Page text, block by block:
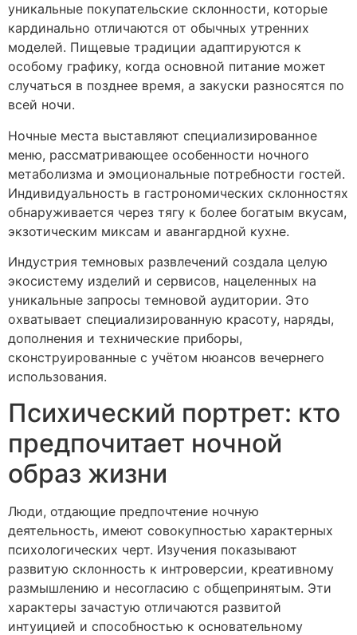
уникальные покупательские склонности, которые
кардинально отличаются от обычных утренних
моделей. Пищевые традиции адаптируются к
особому графику, когда основной питание может
случаться в позднее время, а закуски разносятся по
всей ночи.
Ночные места выставляют специализированное
меню, рассматривающее особенности ночного
метаболизма и эмоциональные потребности гостей.
Индивидуальность в гастрономических склонностях
обнаруживается через тягу к более богатым вкусам,
экзотическим миксам и авангардной кухне.
Индустрия темновых развлечений создала целую
экосистему изделий и сервисов, нацеленных на
уникальные запросы темновой аудитории. Это
охватывает специализированную красоту, наряды,
дополнения и технические приборы,
сконструированные с учётом нюансов вечернего
использования.
Психический портрет: кто
предпочитает ночной
образ жизни
Люди, отдающие предпочтение ночную
деятельность, имеют совокупностью характерных
психологических черт. Изучения показывают
развитую склонность к интроверсии, креативному
размышлению и несогласию с общепринятым. Эти
характеры зачастую отличаются развитой
интуицией и способностью к основательному